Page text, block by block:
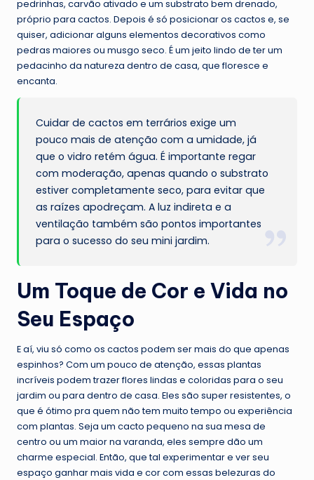
pedrinhas, carvão ativado e um substrato bem drenado,
próprio para cactos. Depois é só posicionar os cactos e, se
quiser, adicionar alguns elementos decorativos como
pedras maiores ou musgo seco. É um jeito lindo de ter um
pedacinho da natureza dentro de casa, que floresce e
encanta.
Cuidar de cactos em terrários exige um
pouco mais de atenção com a umidade, já
que o vidro retém água. É importante regar
com moderação, apenas quando o substrato
estiver completamente seco, para evitar que
as raízes apodreçam. A luz indireta e a
ventilação também são pontos importantes
para o sucesso do seu mini jardim.
Um Toque de Cor e Vida no
Seu Espaço
E aí, viu só como os cactos podem ser mais do que apenas
espinhos? Com um pouco de atenção, essas plantas
incríveis podem trazer flores lindas e coloridas para o seu
jardim ou para dentro de casa. Eles são super resistentes, o
que é ótimo pra quem não tem muito tempo ou experiência
com plantas. Seja um cacto pequeno na sua mesa de
centro ou um maior na varanda, eles sempre dão um
charme especial. Então, que tal experimentar e ver seu
espaço ganhar mais vida e cor com essas belezuras do